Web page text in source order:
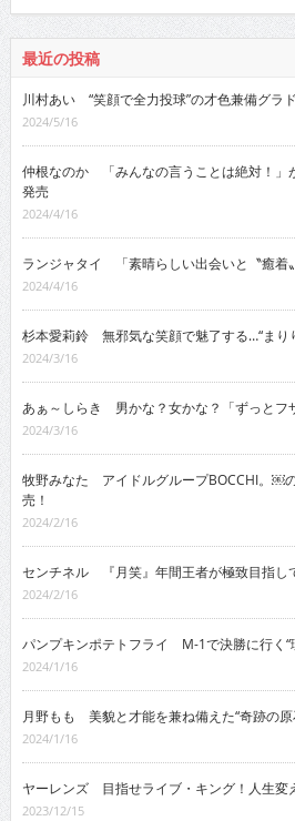
最近の投稿
川村あい “笑顔で全力投球”の才色兼備グラ
2024/5/16
仲根なのか 「みんなの言うことは絶対！」
発売
2024/4/16
ランジャタイ 「素晴らしい出会いと〝癒着
2024/4/16
杉本愛莉鈴 無邪気な笑顔で魅了する…“まり
2024/3/16
あぁ～しらき 男かな？女かな？「ずっとフ
2024/3/16
牧野みなた アイドルグループBOCCHI。￼
売！
2024/2/16
センチネル 『月笑』年間王者が極致目指し
2024/2/16
パンプキンポテトフライ M-1で決勝に行く“
2024/1/16
月野もも 美貌と才能を兼ね備えた“奇跡の原
2024/1/16
ヤーレンズ 目指せライブ・キング！人生変
2023/12/15